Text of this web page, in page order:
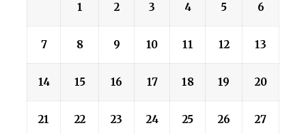
1 2 3 4 5 6
7 8 9 10 11 12 13
14 15 16 17 18 19 20
21 22 23 24 25 26 27